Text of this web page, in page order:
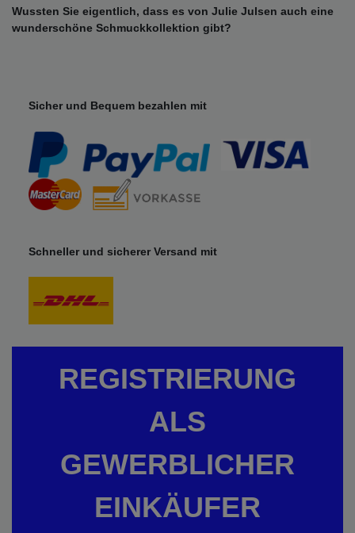
Wussten Sie eigentlich, dass es von Julie Julsen auch eine
wunderschöne Schmuckkollektion gibt?
Sicher und Bequem bezahlen mit
Schneller und sicherer Versand mit
REGISTRIERUNG
ALS
GEWERBLICHER
EINKÄUFER